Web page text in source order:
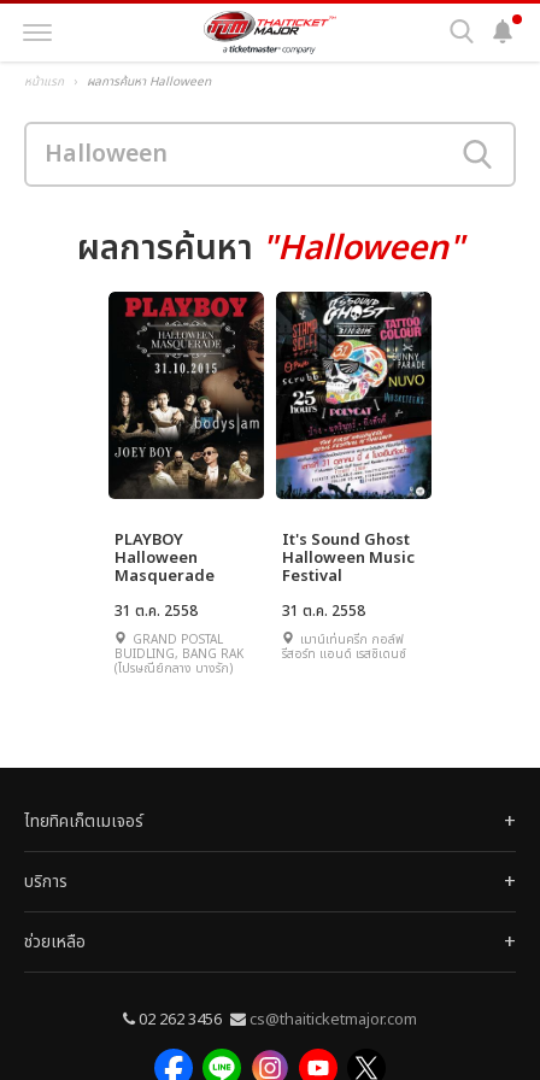
หน้าแรก ผลการค้นหา Halloween
ผลการค้นหา "Halloween"
PLAYBOY
Halloween
Masquerade
31 ต.ค. 2558
GRAND POSTAL
BUIDLING, BANG RAK
(ไปรษณีย์กลาง บางรัก)
It's Sound Ghost
Halloween Music
Festival
31 ต.ค. 2558
เมาน์เท่นครีก กอล์ฟ
รีสอร์ท แอนด์ เรสซิเดนซ์
ไทยทิคเก็ตเมเจอร์
บริการ
ช่วยเหลือ
02 262 3456 cs@thaiticketmajor.com